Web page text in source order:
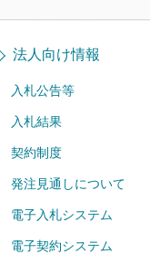
法人向け情報
入札公告等
入札結果
契約制度
発注見通しについて
電子入札システム
電子契約システム